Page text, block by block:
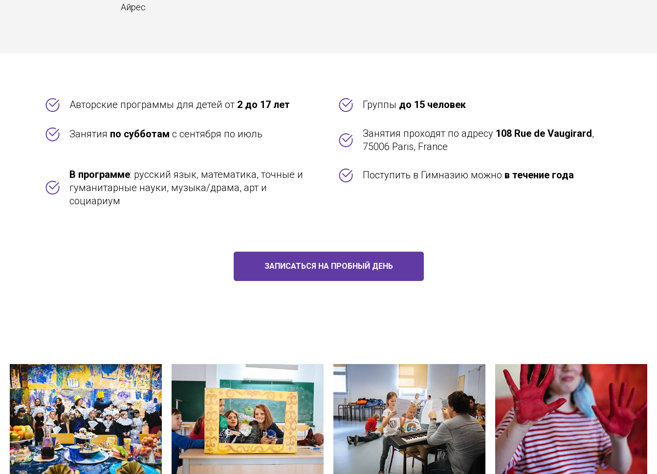
Айрес
Авторские программы для детей от 2 до 17 лет Группы до 15 человек
Занятия по субботам с сентября по июль Занятия проходят по адресу 108 Rue de Vaugirard,
75006 Paris, France
В программе: русский язык, математика, точные и
гуманитарные науки, музыка/драма, арт и
социариум
Поступить в Гимназию можно в течение года
ЗАПИСАТЬСЯ НА ПРОБНЫЙ ДЕНЬ